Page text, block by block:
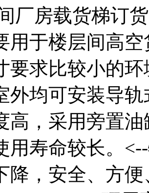
厂房载货梯订
用于楼层间高
要求比较小的
外均可安装导
高，采用旁置
用寿命较长。
降，安全、方